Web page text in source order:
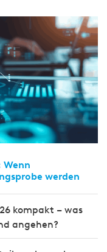
werden
kompakt – was
angehen?